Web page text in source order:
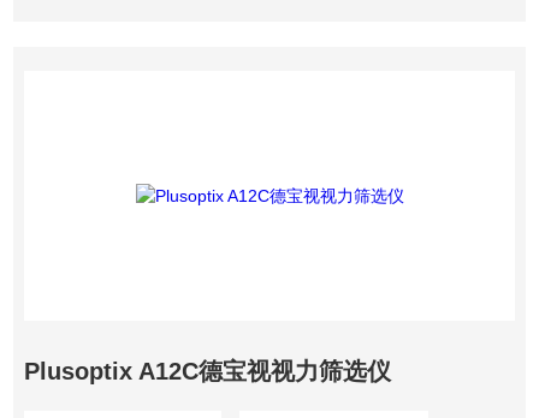
Plusoptix A12C德宝视视力筛选仪